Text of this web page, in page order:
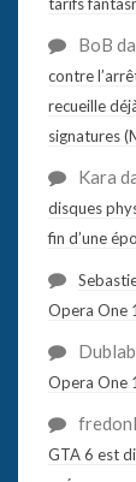
BoB
contre
recueille
signatures
Kara
disques
fin d’une
Opera One
Dublab
Opera One
GTA 6 est